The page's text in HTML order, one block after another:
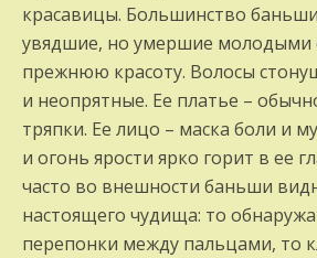
красавицы. Большинство
увядшие, но умершие молодыми
прежнюю красоту. Волосы
и неопрятные. Ее платье –
тряпки. Ее лицо – маска боли и
и огонь ярости ярко горит в ее
часто во внешности баньши
настоящего чудища: то
перепонки между пальцами, то